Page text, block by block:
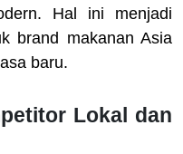
Hal ini menjadi
brand makanan Asia
baru.
Lokal dan